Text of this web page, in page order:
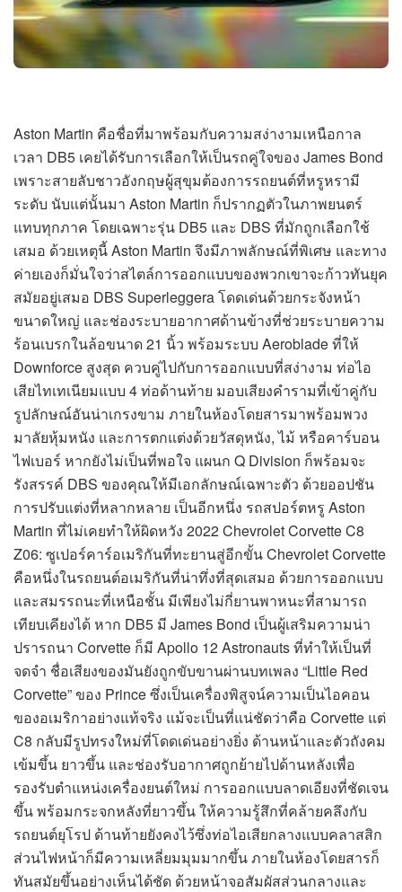
Aston Martin คือชื่อที่มาพร้อมกับความสง่างามเหนือกาล
เวลา DB5 เคยได้รับการเลือกให้เป็นรถคู่ใจของ James Bond
เพราะสายลับชาวอังกฤษผู้สุขุมต้องการรถยนต์ที่หรูหรามี
ระดับ นับแต่นั้นมา Aston Martin ก็ปรากฏตัวในภาพยนตร์
แทบทุกภาค โดยเฉพาะรุ่น DB5 และ DBS ที่มักถูกเลือกใช้
เสมอ ด้วยเหตุนี้ Aston Martin จึงมีภาพลักษณ์ที่พิเศษ และทาง
ค่ายเองก็มั่นใจว่าสไตล์การออกแบบของพวกเขาจะก้าวทันยุค
สมัยอยู่เสมอ DBS Superleggera โดดเด่นด้วยกระจังหน้า
ขนาดใหญ่ และช่องระบายอากาศด้านข้างที่ช่วยระบายความ
ร้อนเบรกในล้อขนาด 21 นิ้ว พร้อมระบบ Aeroblade ที่ให้
Downforce สูงสุด ควบคู่ไปกับการออกแบบที่สง่างาม ท่อไอ
เสียไทเทเนียมแบบ 4 ท่อด้านท้าย มอบเสียงคำรามที่เข้าคู่กับ
รูปลักษณ์อันน่าเกรงขาม ภายในห้องโดยสารมาพร้อมพวง
มาลัยหุ้มหนัง และการตกแต่งด้วยวัสดุหนัง, ไม้ หรือคาร์บอน
ไฟเบอร์ หากยังไม่เป็นที่พอใจ แผนก Q Division ก็พร้อมจะ
รังสรรค์ DBS ของคุณให้มีเอกลักษณ์เฉพาะตัว ด้วยออปชัน
การปรับแต่งที่หลากหลาย เป็นอีกหนึ่ง รถสปอร์ตหรู Aston
Martin ที่ไม่เคยทำให้ผิดหวัง 2022 Chevrolet Corvette C8
Z06: ซูเปอร์คาร์อเมริกันที่ทะยานสู่อีกขั้น Chevrolet Corvette
คือหนึ่งในรถยนต์อเมริกันที่น่าทึ่งที่สุดเสมอ ด้วยการออกแบบ
และสมรรถนะที่เหนือชั้น มีเพียงไม่กี่ยานพาหนะที่สามารถ
เทียบเคียงได้ หาก DB5 มี James Bond เป็นผู้เสริมความน่า
ปรารถนา Corvette ก็มี Apollo 12 Astronauts ที่ทำให้เป็นที่
จดจำ ชื่อเสียงของมันยังถูกขับขานผ่านบทเพลง “Little Red
Corvette” ของ Prince ซึ่งเป็นเครื่องพิสูจน์ความเป็นไอคอน
ของอเมริกาอย่างแท้จริง แม้จะเป็นที่แน่ชัดว่าคือ Corvette แต่
C8 กลับมีรูปทรงใหม่ที่โดดเด่นอย่างยิ่ง ด้านหน้าและตัวถังคม
เข้มขึ้น ยาวขึ้น และช่องรับอากาศถูกย้ายไปด้านหลังเพื่อ
รองรับตำแหน่งเครื่องยนต์ใหม่ การออกแบบลาดเอียงที่ชัดเจน
ขึ้น พร้อมกระจกหลังที่ยาวขึ้น ให้ความรู้สึกที่คล้ายคลึงกับ
รถยนต์ยุโรป ด้านท้ายยังคงไว้ซึ่งท่อไอเสียกลางแบบคลาสสิก
ส่วนไฟหน้าก็มีความเหลี่ยมมุมมากขึ้น ภายในห้องโดยสารก็
ทันสมัยขึ้นอย่างเห็นได้ชัด ด้วยหน้าจอสัมผัสส่วนกลางและ